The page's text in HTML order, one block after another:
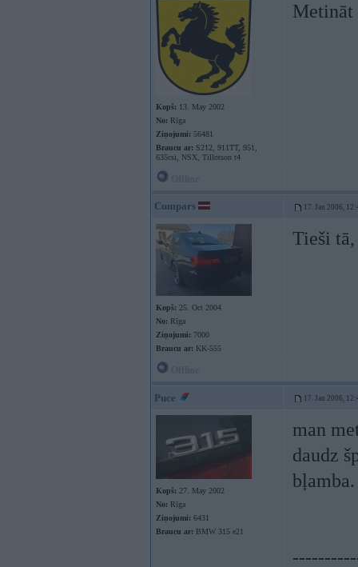
Kopš: 13. May 2002
No: Rīga
Ziņojumi: 56481
Braucu ar: S212, 911TT, 951,
635csi, NSX, Tillotson t4
Metināt
Cumpars 17. Jan 2006,
Kopš: 25. Oct 2004
No: Rīga
Ziņojumi: 7000
Braucu ar: KK-555
Tieši tā,
Puce 17. Jan 2006,
Kopš: 27. May 2002
No: Rīga
Ziņojumi: 6431
Braucu ar: BMW 315 e21
man
daudz